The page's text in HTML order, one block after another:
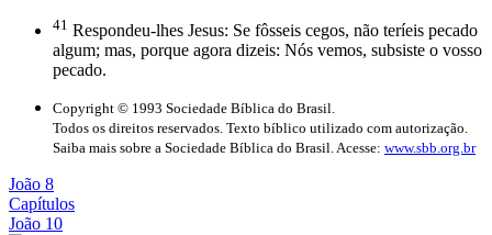
41 Respondeu-lhes Jesus: Se fôsseis cegos, não teríeis pecado
algum; mas, porque agora dizeis: Nós vemos, subsiste o vosso
pecado.
Copyright © 1993 Sociedade Bíblica do Brasil.
Todos os direitos reservados. Texto bíblico utilizado com autorização.
Saiba mais sobre a Sociedade Bíblica do Brasil. Acesse: www.sbb.org.br
João 8
Capítulos
João 10